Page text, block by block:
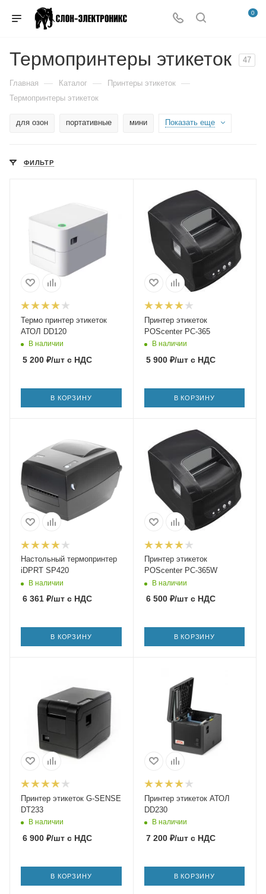
0
Термопринтеры этикеток 47
Главная — Каталог — Принтеры этикеток —
Термопринтеры этикеток
для озон портативные мини Показать еще
ФИЛЬТР
Термо принтер этикеток
АТОЛ DD120
В наличии
5 200 ₽/шт с НДС
В КОРЗИНУ
Принтер этикеток
POScenter PC-365
В наличии
5 900₽/штс НДС
В КОРЗИНУ
Настольный термопринтер
iDPRT SP420
В наличии
6 361 ₽/шт с НДС
В КОРЗИНУ
Принтер этикеток
POScenter PC-365W
В наличии
6 500₽/штс НДС
В КОРЗИНУ
Принтер этикеток G-SENSE
DT233
В наличии
6 900 ₽/шт с НДС
В КОРЗИНУ
Принтер этикеток АТОЛ
DD230
В наличии
7 200₽/штс НДС
В КОРЗИНУ